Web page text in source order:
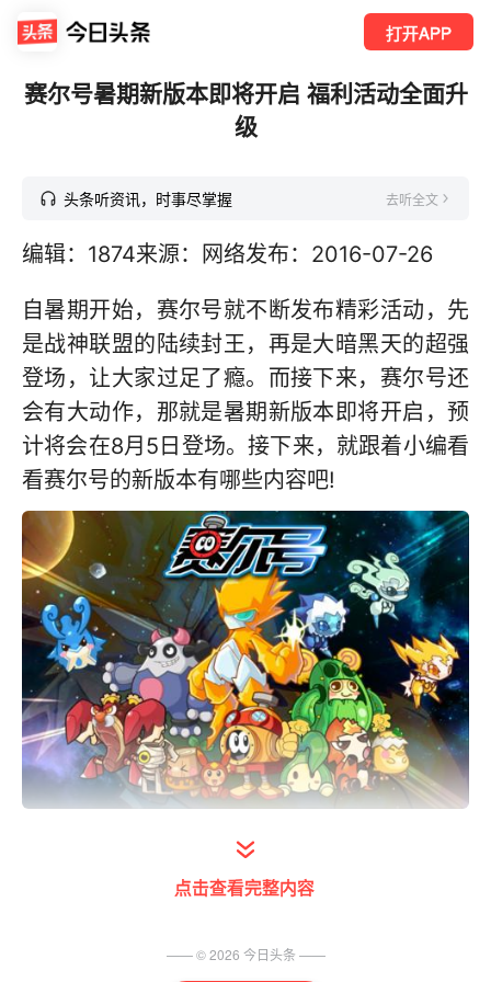
打开APP
赛尔号暑期新版本即将开启 福利活动全面升
级
头条听资讯，时事尽掌握 去听全文
编辑：1874来源：网络发布：2016-07-26
自暑期开始，赛尔号就不断发布精彩活动，先
是战神联盟的陆续封王，再是大暗黑天的超强
登场，让大家过足了瘾。而接下来，赛尔号还
会有大动作，那就是暑期新版本即将开启，预
计将会在8月5日登场。接下来，就跟着小编看
看赛尔号的新版本有哪些内容吧!
巅峰之战作为赛尔号所有pvper的心中圣地，
点击查看完整内容
—— ©2026 今日头条 ——